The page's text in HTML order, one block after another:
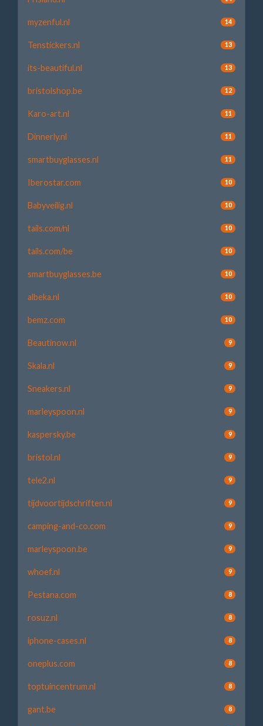
myzenful.nl 14
Tenstickers.nl 13
its-beautiful.nl 13
bristolshop.be 12
Karo-art.nl 11
Dinnerly.nl 11
smartbuyglasses.nl 11
Iberostar.com 10
Babyveilig.nl 10
tails.com/nl 10
tails.com/be 10
smartbuyglasses.be 10
albeka.nl 10
bemz.com 10
Beautinow.nl 9
Skala.nl 9
Sneakers.nl 9
marleyspoon.nl 9
kaspersky.be 9
bristol.nl 9
tele2.nl 9
tijdvoortijdschriften.nl 9
camping-and-co.com 9
marleyspoon.be 9
whoef.nl 9
Pestana.com 8
rosuz.nl 8
iphone-cases.nl 8
oneplus.com 8
toptuincentrum.nl 8
gant.be 8